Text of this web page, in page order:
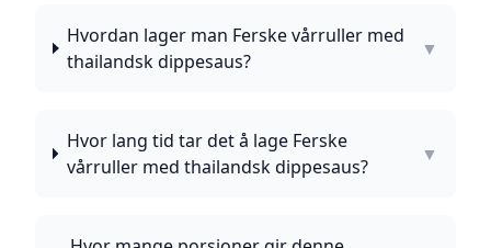
Hvordan lager man Ferske vårruller med
thailandsk dippesaus?
▼
Hvor lang tid tar det å lage Ferske
vårruller med thailandsk dippesaus?
▼